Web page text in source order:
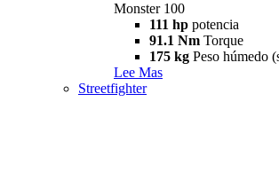
Monster 100
111 hp potencia
91.1 Nm Torque
175 kg Peso húmedo
Lee Mas
Streetfighter